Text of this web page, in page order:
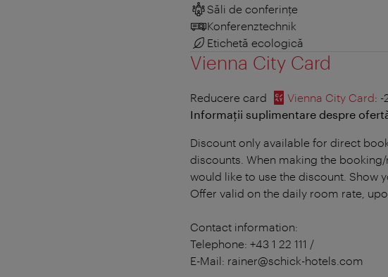
Săli de conferințe
Konferenztechnik
Etichetă ecologică
Vienna City Card
Reducere card Vienna City Card: -
Informații suplimentare despre
Discount only available for direct
discounts. When making the
would like to use the discount. Show
Offer valid on the daily room rate,
Contact information:
Telephone: +43 1 22 111 /
E-Mail: rainer@schick-hotels.com